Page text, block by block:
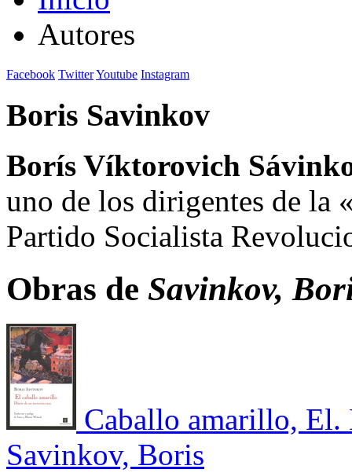
Autores
Facebook TwitterYoutube Instagram
Boris Savinkov
Borís Víktorovich
uno de los dirigentes de la
Partido Socialista
Obras de Savinkov,
Caballo amarillo, El.
Savinkov, Boris